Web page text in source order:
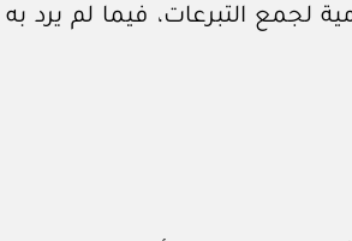
لجمع التبرعات، فيما لم